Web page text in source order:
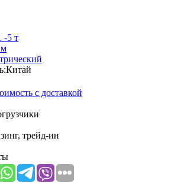
-5 т
Китай
с доставкой
трейд-ин